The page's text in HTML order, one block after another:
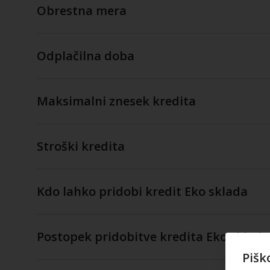
Obrestna mera
Odplačilna doba
Maksimalni znesek kredita
Stroški kredita
Kdo lahko pridobi kredit Eko sklada
Postopek pridobitve kredita Eko sklada